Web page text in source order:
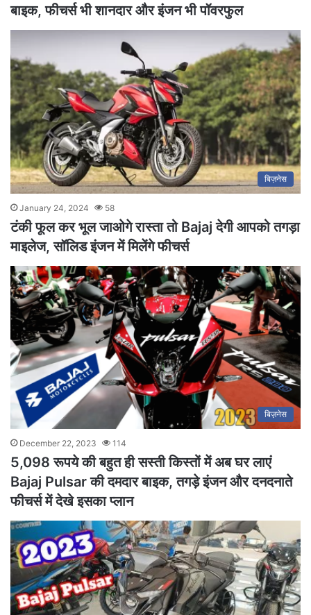
बाइक, फीचर्स भी शानदार और इंजन भी पॉवरफुल
बिज़नेस
January 24, 2024 58
टंकी फूल कर भूल जाओगे रास्ता तो Bajaj देगी आपको तगड़ा
माइलेज, सॉलिड इंजन में मिलेंगे फीचर्स
बिज़नेस
December 22, 2023 114
5,098 रूपये की बहुत ही सस्ती किस्तों में अब घर लाएं
Bajaj Pulsar की दमदार बाइक, तगड़े इंजन और दनदनाते
फीचर्स में देखे इसका प्लान